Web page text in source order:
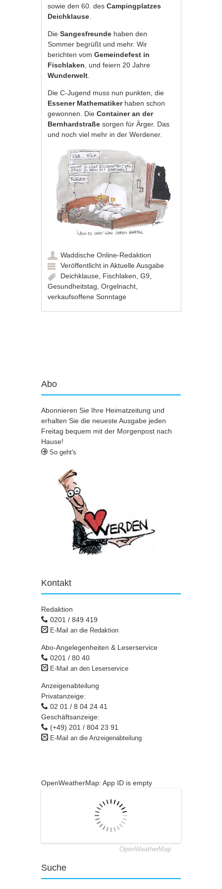
sowie den 60. desCampingplatzes
Deichklause
DieSangesfreunde haben den
Sommer begrüßt und mehr. Wir
berichten vomGemeindefest in
Fischlaken , und feiern 20 Jahre
Wunderwelt
Die C-Jugend muss nun punkten, die
Essener Mathematikerhaben schon
gewonnen. DieContainer an der
Bernhardstraße sorgen für Ärger. Das
und noch viel mehr in der Werdener.
Waddische Online-Redaktion
Veröffentlicht inAktuelle Ausgabe
Deichklause Fischlaken ,G9
Gesundheitstag ,Orgelnacht
verkaufsoffene Sonntage
Abo
Abonnieren Sie Ihre Heimatzeitung und
erhalten Sie die neueste Ausgabe jeden
Freitag bequem mit der Morgenpost nach
Hause!
So geht's
Kontakt
Redaktion
0201 / 849 419
E-Mail an die Redaktion
Abo-Angelegenheiten & Leserservice
0201 / 80 40
E-Mail an den Leserservice
Anzeigenabteilung
Privatanzeige:
02 01 / 8 04 24 41
Geschäftsanzeige:
(+49) 201 / 804 23 91
E-Mail an die Anzeigenabteilung
OpenWeatherMap: App ID is empty
OpenWeatherMap
Suche